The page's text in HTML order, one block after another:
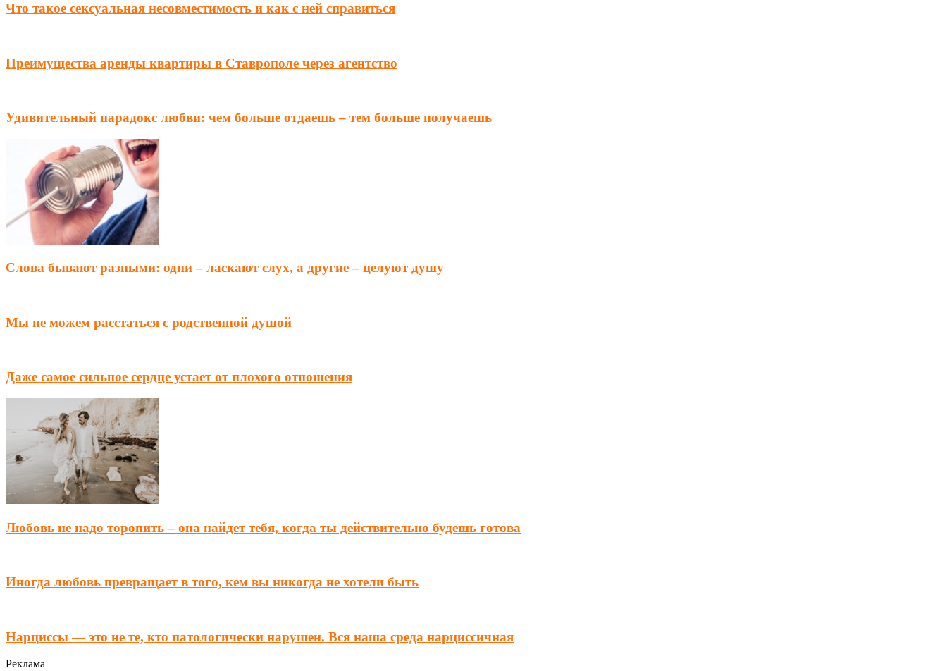
Что такое сексуальная несовместимость и как с ней справиться
Преимущества аренды квартиры в Ставрополе через агентство
Удивительный парадокс любви: чем больше отдаешь – тем больше получаешь
Слова бывают разными: одни – ласкают слух, а другие – целуют душу
Мы не можем расстаться с родственной душой
Даже самое сильное сердце устает от плохого отношения
Любовь не надо торопить – она найдет тебя, когда ты действительно будешь готова
Иногда любовь превращает в того, кем вы никогда не хотели быть
Нарциссы — это не те, кто патологически нарушен. Вся наша среда нарциссичная
Реклама